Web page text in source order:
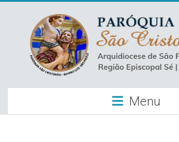
content
Paróquia
São
Menu